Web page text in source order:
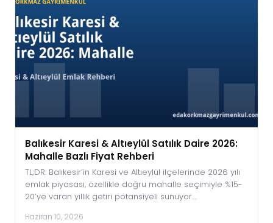
Balıkesir Karesi & Altıeylül Satılık Daire 2026:
Mahalle Bazlı Fiyat Rehberi
TL;DR: Balıkesir’in Karesi ve Altıeylül ilçelerinde 2026 yılı
emlak piyasası, özellikle doğru mahalle seçimiyle %15-
20’ye varan yıllık getiri potansiyeli sunuyor.…
Haziran 10, 2026